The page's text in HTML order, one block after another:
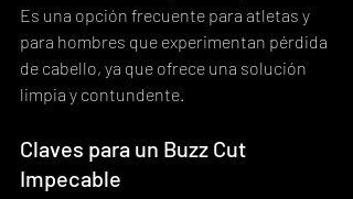
Es una opción frecuente para atletas y
para hombres que experimentan pérdida
de cabello, ya que ofrece una solución
limpia y contundente.
Claves para un Buzz Cut
Impecable